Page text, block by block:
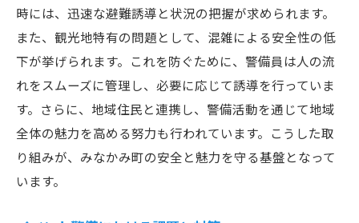
時には、迅速な避難誘導と状況の把握が求められます。
また、観光地特有の問題として、混雑による安全性の低
下が挙げられます。これを防ぐために、警備員は人の流
れをスムーズに管理し、必要に応じて誘導を行っていま
す。さらに、地域住民と連携し、警備活動を通じて地域
全体の魅力を高める努力も行われています。こうした取
り組みが、みなかみ町の安全と魅力を守る基盤となって
います。